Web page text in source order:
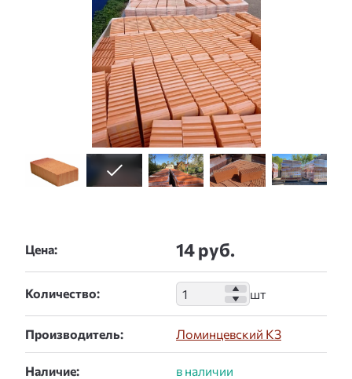
Цена: 14 руб.
Количество:
Производитель: Ломинцевский КЗ
Наличие: